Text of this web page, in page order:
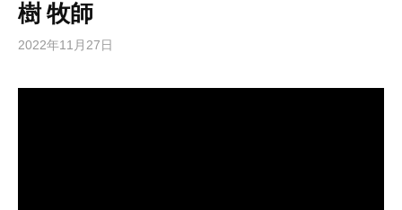
樹 牧師
2022年11月27日